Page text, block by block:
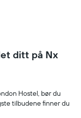
ditt på Nx
Hostel, bør du
tilbudene finner du